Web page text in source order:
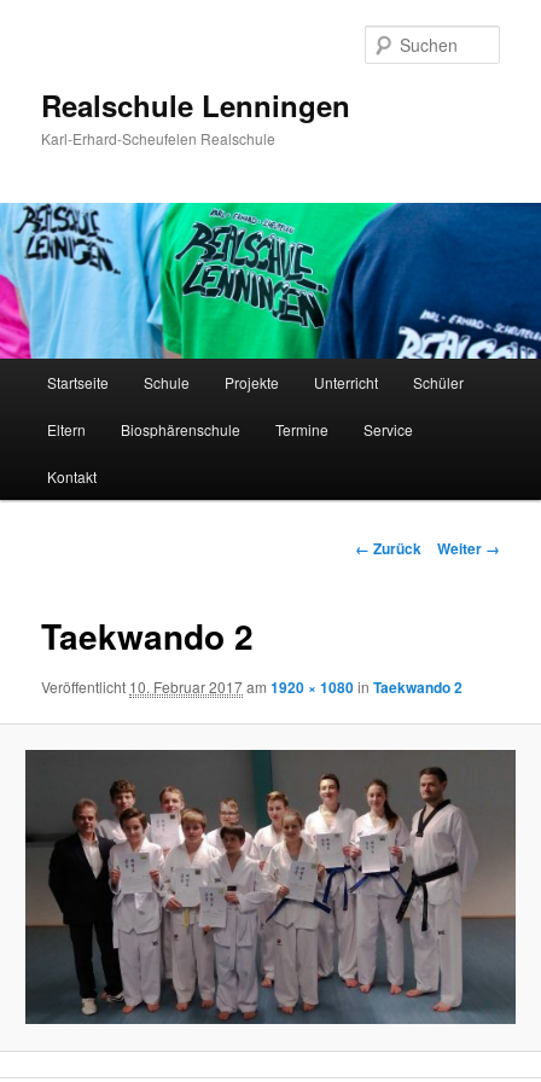
Realschule Lenningen
Karl-Erhard-Scheufelen Realschule
Startseite Schule Projekte Unterricht Schüler
Eltern Biosphärenschule Termine Service
Kontakt
Bilder-
← Zurück Weiter →
Taekwando 2
Veröffentlicht 10. Februar 2017am1920 × 1080inTaekwando 2